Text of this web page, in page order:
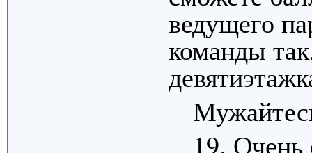
ведущего
команды
19. Очень